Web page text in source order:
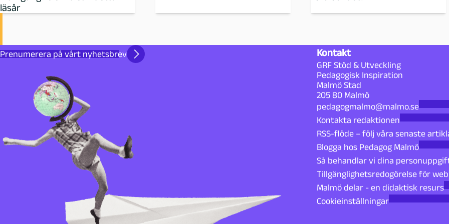
läsår
Prenumerera på vårt nyhetsbrev Kontakt
GRF Stöd & Utveckling
Pedagogisk Inspiration
Malmö Stad
205 80 Malmö
pedagogmalmo@malmo.se
Kontakta redaktionen
RSS-flöde – följ våra senaste
Blogga hos Pedagog Malmö
Så behandlar vi dina
Tillgänglighetsredogörelse för
Malmö delar - en didaktisk resurs
Cookieinställningar